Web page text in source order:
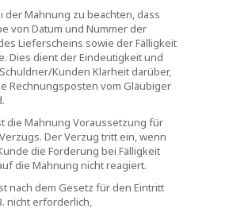
der Mahnung zu beachten, dass
von Datum und Nummer der
Lieferscheins sowie der Fälligkeit
Dies dient der Eindeutigkeit und
Kunden Klarheit darüber,
Rechnungsposten vom Gläubiger
die Mahnung Voraussetzung für
Der Verzug tritt ein, wenn
die Forderung bei Fälligkeit
die Mahnung nicht reagiert.
nach dem Gesetz für den Eintritt
nicht erforderlich,